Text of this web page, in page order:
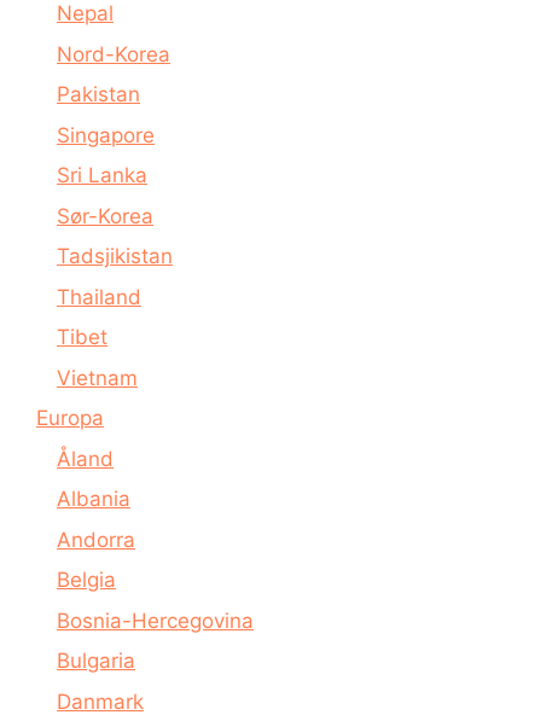
Nepal
Nord-Korea
Pakistan
Singapore
Sri Lanka
Sør-Korea
Tadsjikistan
Thailand
Tibet
Vietnam
Europa
Åland
Albania
Andorra
Belgia
Bosnia-Hercegovina
Bulgaria
Danmark